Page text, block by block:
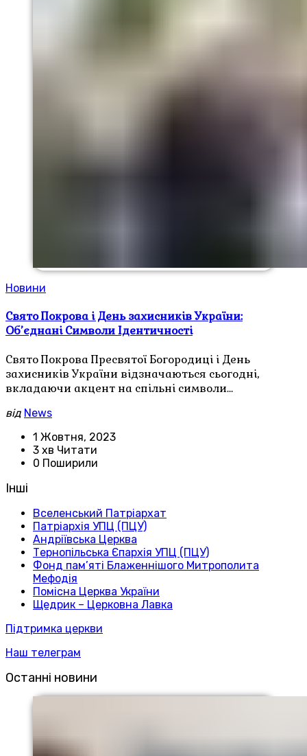
Новини
Свято Покрова і День захисників України:
Об’єднані Символи Ідентичності
Свято Покрова Пресвятої Богородиці і День
захисників України відзначаються сьогодні,
вкладаючи акцент на спільні символи…
від News
1 Жовтня, 2023
3 хв Читати
0 Поширили
Інші
Вселенський Патріархат
Патріархія УПЦ (ПЦУ)
Андріївська Церква
Тернопільська Єпархія УПЦ (ПЦУ)
Фонд пам’яті Блаженнішого Митрополита
Мефодія
Помісна Церква України
Щедрик – Церковна Лавка
Підтримка церкви
Наш телеграм
Останні новини